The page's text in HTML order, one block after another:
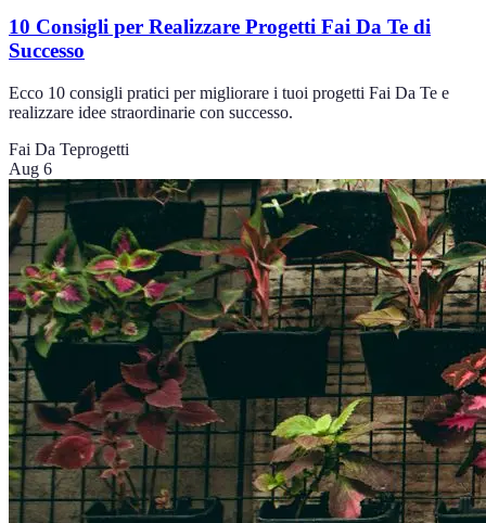
10 Consigli per Realizzare Progetti Fai Da Te di
Successo
Ecco 10 consigli pratici per migliorare i tuoi progetti Fai Da Te e
realizzare idee straordinarie con successo.
Fai Da Teprogetti
Aug 6